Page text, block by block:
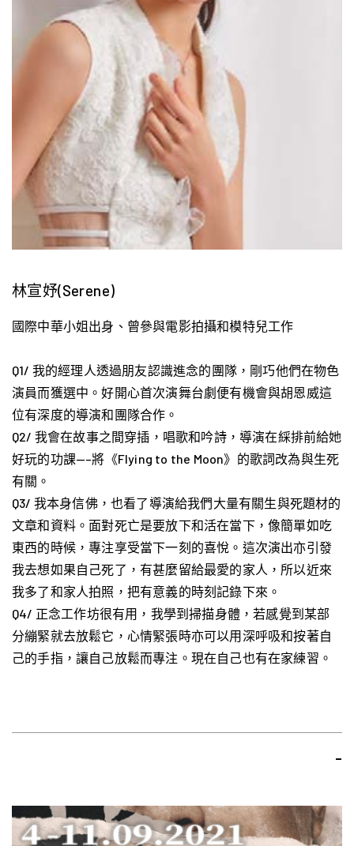
林宣妤(Serene)
國際中華小姐出身、曾參與電影拍攝和模特兒工作
Q1/ 我的經理人透過朋友認識進念的團隊，剛巧他們在物色
演員而獲選中。好開心首次演舞台劇便有機會與胡恩威這
位有深度的導演和團隊合作。
Q2/ 我會在故事之間穿插，唱歌和吟詩，導演在綵排前給她
好玩的功課—–將《Flying to the Moon》的歌詞改為與生死
有關。
Q3/ 我本身信佛，也看了導演給我們大量有關生與死題材的
文章和資料。面對死亡是要放下和活在當下，像簡單如吃
東西的時候，專注享受當下一刻的喜悅。這次演出亦引發
我去想如果自己死了，有甚麼留給最愛的家人，所以近來
我多了和家人拍照，把有意義的時刻記錄下來。
Q4/ 正念工作坊很有用，我學到掃描身體，若感覺到某部
分繃緊就去放鬆它，心情緊張時亦可以用深呼吸和按著自
己的手指，讓自己放鬆而專注。現在自己也有在家練習。
-